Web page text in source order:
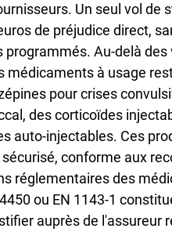
Un seul vol de
de préjudice direct,
Au-delà
médicaments à usage
pour crises
des corticoïdes
auto-injectables. Ces
conforme aux
réglementaires des
ou EN 1143-1
auprès de l'assureur